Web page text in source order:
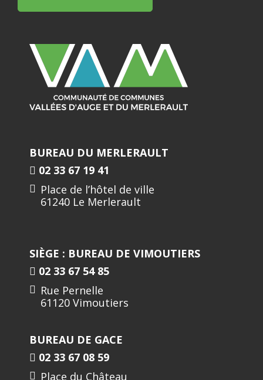
BUREAU DU MERLERAULT
02 33 67 19 41
Place de l’hôtel de ville
61240 Le Merlerault
SIÈGE : BUREAU DE VIMOUTIERS
02 33 67 54 85
Rue Pernelle
61120 Vimoutiers
BUREAU DE GACE
02 33 67 08 59
Place du Château